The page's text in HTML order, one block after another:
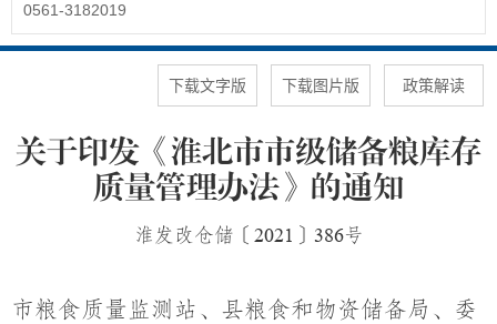
0561-3182019
下载文字版 下载图片版 政策解读
关于印发《淮北市市级储备粮库存
质量管理办法》的通知
淮发改仓储〔 2021 〕 386号
市粮食质量监测站、县粮食和物资储备局、委